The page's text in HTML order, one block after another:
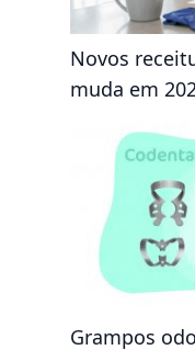
Novos
muda em
Grampos